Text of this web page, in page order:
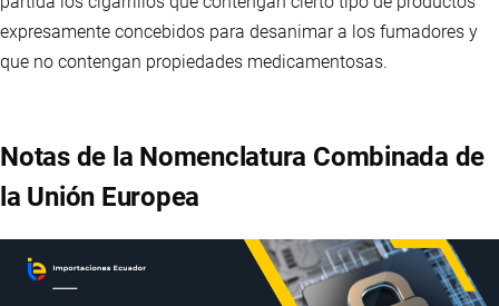
expresamente concebidos para desanimar a los fumadores y
que no contengan propiedades medicamentosas.
Notas de la Nomenclatura Combinada de
la Unión Europea